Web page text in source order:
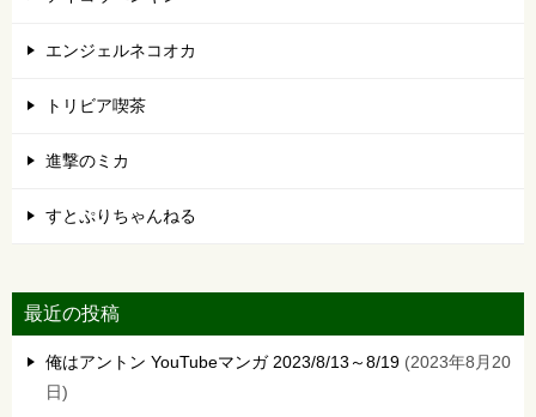
エンジェルネコオカ
トリビア喫茶
進撃のミカ
すとぷりちゃんねる
最近の投稿
俺はアントン YouTubeマンガ 2023/8/13～8/19
2023年8月20
日